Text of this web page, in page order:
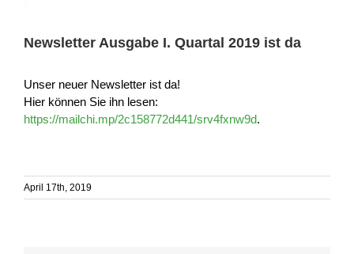
Newsletter Ausgabe I. Quartal 2019 ist da
Unser neuer Newsletter ist da!
Hier können Sie ihn lesen:
https://mailchi.mp/2c158772d441/srv4fxnw9d.
April 17th, 2019